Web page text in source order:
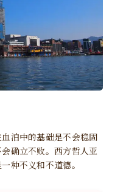
泊中的基础是不会稳固
确立不败。西方哲人亚
种不义和不道德。